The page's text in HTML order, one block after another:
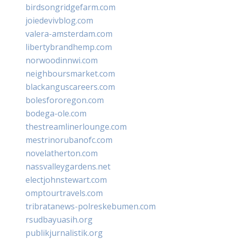
birdsongridgefarm.com
joiedevivblog.com
valera-amsterdam.com
libertybrandhemp.com
norwoodinnwi.com
neighboursmarket.com
blackanguscareers.com
bolesfororegon.com
bodega-ole.com
thestreamlinerlounge.com
mestrinorubanofc.com
novelatherton.com
nassvalleygardens.net
electjohnstewart.com
omptourtravels.com
tribratanews-polreskebumen.com
rsudbayuasih.org
publikjurnalistik.org